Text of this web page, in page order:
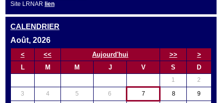
Site LRNAR lien
CALENDRIER
Août, 2026
< << Aujourd'hui >>
>
L
M M J V S D
1
2
3
4 5 6 7 8
9